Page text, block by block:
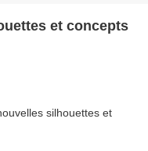
et concepts